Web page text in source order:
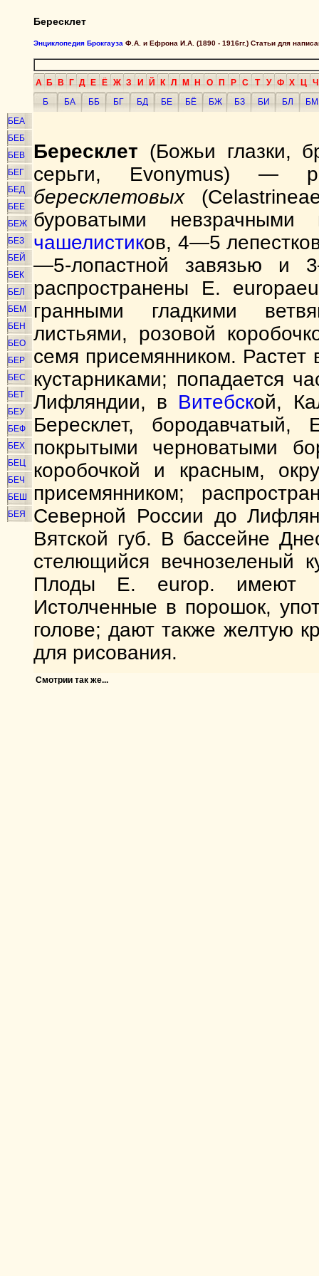
Бересклет
Энциклопедия Брокгауза Ф.А. и Ефрона И.А. (1890 - 1916гг.) Статьи для
А Б В Г Д Е Ё Ж З И Й К Л М Н О П Р С Т У Ф Х Ц Ч
Б
БА ББ БГ БД БЕ БЁ БЖ БЗ БИ БЛ
БМ
БЕА
БЕБ
БЕВ
БЕГ
БЕД
БЕЕ
БЕЖ
БЕЗ
БЕЙ
БЕК
БЕЛ
БЕМ
БЕН
БЕО
БЕР
БЕС
БЕТ
БЕУ
БЕФ
БЕХ
БЕЦ
БЕЧ
БЕШ
БЕЯ
Бересклет (Божьи глазки,
серьги, Evonymus) —
бересклетовых
буроватыми
чашелистиков, 4—5
—5-лопастной завязью и
распространены E.
гранными гладкими
листьями, розовой
семя присемянником.
кустарниками; попадается
Лифляндии, в Витебской,
Бересклет,
покрытыми черноватыми
коробочкой и красным,
присемянником;
Северной России до
Вятской губ. В бассейне
стелющийся вечнозеленый
Плоды Е. europ. имеют
Истолченные в порошок,
голове; дают также желтую
для рисования.
Смотрии так же...